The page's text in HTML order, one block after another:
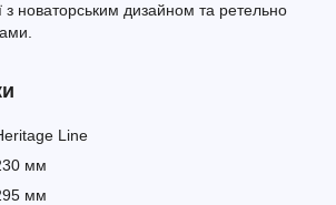
з новаторським дизайном та ретельно
Line
мм
мм